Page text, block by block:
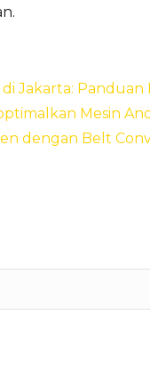
Jakarta: Panduan
Mesin
dengan Belt